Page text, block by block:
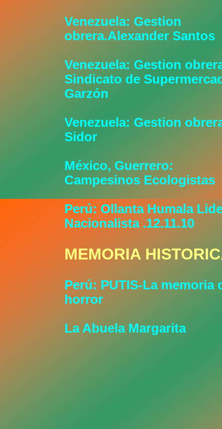
Venezuela: Gestion
obrera.Alexander Santos
Venezuela: Gestion
Sindicato de
Garzón
Venezuela: Gestion
Sidor
México, Guerrero:
Campesinos Ecologistas
Perú: Ollanta Humala
Nacionalista .12.11.10
MEMORIA
Perú: PUTIS-La memoria
horror
La Abuela Margarita